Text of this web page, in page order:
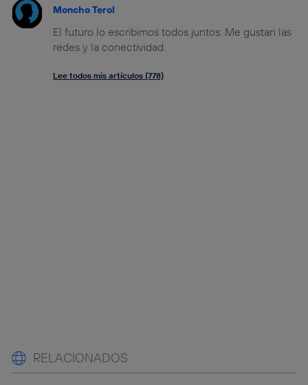
Moncho Terol
El futuro lo escribimos todos juntos. Me gustan las
redes y la conectividad.
Lee todos mis artículos (778)
RELACIONADOS